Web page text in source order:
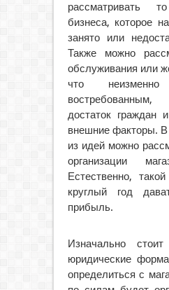
рассматривать
бизнеса, которое
занято или
Также можно
обслуживания или
что неизменно
достаток граждан
внешние факторы. В
из идей можно
организации
Естественно,
круглый год
прибыль.
Изначально стоит
юридические
определиться с